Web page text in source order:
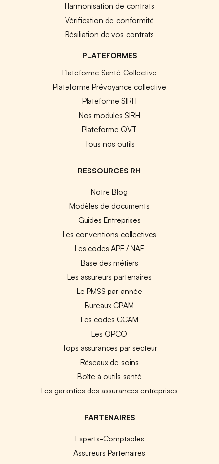
Harmonisation de contrats
Vérification de conformité
Résiliation de vos contrats
PLATEFORMES
Plateforme Santé Collective
Plateforme Prévoyance collective
Plateforme SIRH
Nos modules SIRH
Plateforme QVT
Tous nos outils
RESSOURCES RH
Notre Blog
Modèles de documents
Guides Entreprises
Les conventions collectives
Les codes APE / NAF
Base des métiers
Les assureurs partenaires
Le PMSS par année
Bureaux CPAM
Les codes CCAM
Les OPCO
Tops assurances par secteur
Réseaux de soins
Boîte à outils santé
Les garanties des assurances entreprises
PARTENAIRES
Experts-Comptables
Assureurs Partenaires